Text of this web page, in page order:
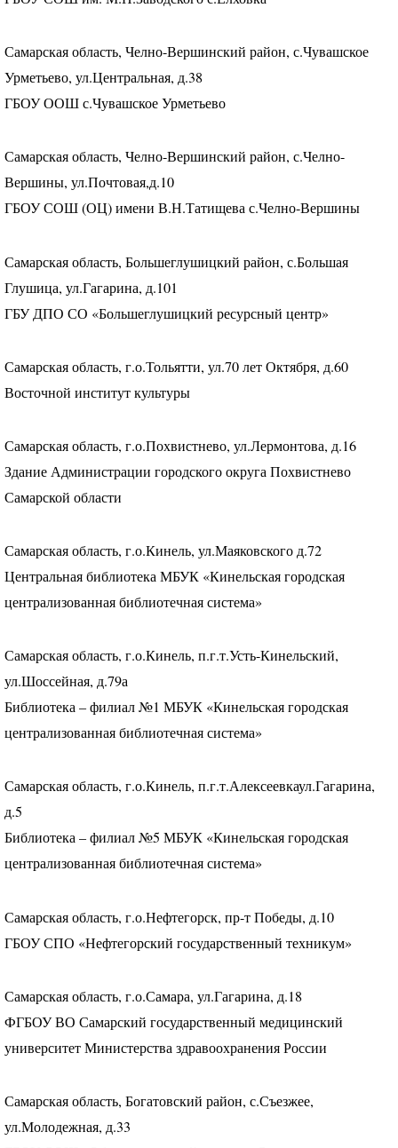
Самарская область, Челно-Вершинский район, с.Чувашское
Урметьево, ул.Центральная, д.38
ГБОУООШс.Чувашское Урметьево
Самарская область, Челно-Вершинский район, с.Челно-
Вершины, ул.Почтовая,д.10
ГБОУСОШ(ОЦ) имени В.Н.Татищева с.Челно-Вершины
Самарская область, Большеглушицкий район, с.Большая
Глушица, ул.Гагарина, д.101
ГБУДПО СО «Большеглушицкий ресурсный центр»
Самарская область, г.о.Тольятти, ул.70 лет Октября, д.60
Восточной институт культуры
Самарская область, г.о.Похвистнево, ул.Лермонтова, д.16
Здание Администрации городского округа Похвистнево
Самарской области
Самарская область, г.о.Кинель, ул.Маяковского д.72
Центральная библиотекаМБУК «Кинельская городская
централизованная библиотечная система»
Самарская область, г.о.Кинель, п.г.т.Усть-Кинельский,
ул.Шоссейная, д.79а
Библиотека – филиал №1 МБУК «Кинельская городская
централизованная библиотечная система»
Самарская область, г.о.Кинель, п.г.т.Алексеевкаул.Гагарина,
д.5
Библиотека – филиал №5 МБУК «Кинельская городская
централизованная библиотечная система»
Самарская область, г.о.Нефтегорск, пр-т Победы, д.10
ГБОУСПО «Нефтегорский государственный техникум»
Самарская область, г.о.Самара, ул.Гагарина, д.18
ФГБОУВО Самарский государственный медицинский
университет Министерства здравоохранения России
Самарская область, Богатовский район, с.Съезжее,
ул.Молодежная, д.33